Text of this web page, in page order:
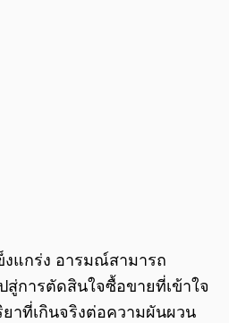
แกร่ง อารมณ์สามารถ
สู่การตัดสินใจซื้อขายที่เข้าใจ
าที่เกินจริงต่อความผันผวน